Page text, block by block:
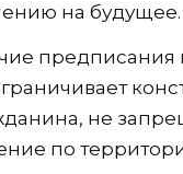
на будущее.
предписания
не
по